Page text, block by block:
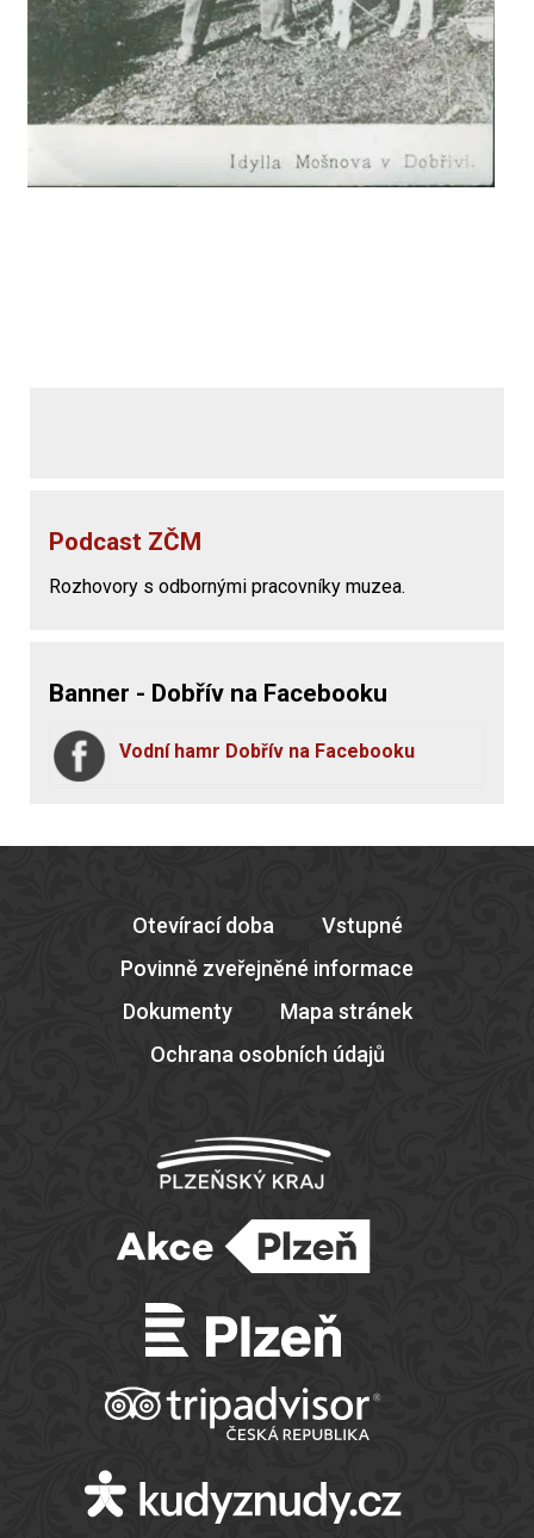
Podcast ZČM
Rozhovory s odbornými pracovníky muzea.
Banner - Dobřív na Facebooku
Vodní hamr Dobřív na Facebooku
Otevírací doba
Vstupné
Povinně zveřejněné informace
Dokumenty
Mapa stránek
Ochrana osobních údajů